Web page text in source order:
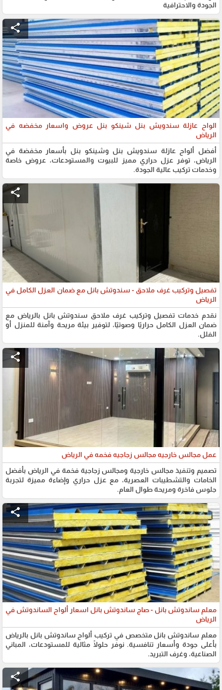
الجودة والاحترافية
share
الواح عازلة سندويش بنل شينكو بنل عروض واسعار مخفضه في
الرياض
أفضل ألواح عازلة سندويش بنل وشينكو بنل بأسعار مخفضة في
الرياض، توفر عزل حراري مميز للبيوت والمستودعات، عروض خاصة
وخدمات تركيب عالية الجودة.
share
تفصيل وتركيب غرف ملاحق - سندوتش بانل مع ضمان العزل الكامل في
الرياض
نقدم خدمات تفصيل وتركيب غرف ملاحق سندوتش بانل بالرياض مع
ضمان العزل الكامل حراريًا وصوتيًا، لتوفير بيئة مريحة وآمنة للمنزل أو
الفلل.
share
عمل مجالس خارجيه مجالس زجاجيه فخمه في الرياض
تصميم وتنفيذ مجالس خارجية ومجالس زجاجية فخمة في الرياض بأفضل
الخامات والتشطيبات العصرية، مع عزل حراري وإضاءة مميزة لتجربة
جلوس فاخرة ومريحة طوال العام.
share
معلم ساندوتش بانل - صاج ساندوتش بانل اسعار ألواح الساندوتش في
الرياض
معلم ساندوتش بانل متخصص في تركيب ألواح ساندوتش بانل بالرياض
بأعلى جودة وأسعار تنافسية. نوفر حلولًا مثالية للمستودعات، المباني
الصناعية، وغرف التبريد.
share